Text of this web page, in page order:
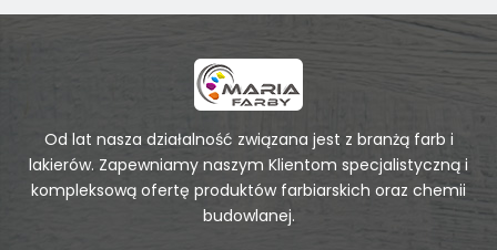
Od lat nasza działalność związana jest z branżą farb i
lakierów. Zapewniamy naszym Klientom specjalistyczną i
kompleksową ofertę produktów farbiarskich oraz chemii
budowlanej.